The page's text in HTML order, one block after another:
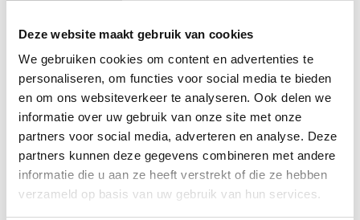
Deze website maakt gebruik van cookies
We gebruiken cookies om content en advertenties te
personaliseren, om functies voor social media te bieden
en om ons websiteverkeer te analyseren. Ook delen we
informatie over uw gebruik van onze site met onze
partners voor social media, adverteren en analyse. Deze
partners kunnen deze gegevens combineren met andere
informatie die u aan ze heeft verstrekt of die ze hebben
verzameld op basis van uw gebruik van hun services.
grote schoudertas /
handtas dames birina
49,95
grote schoudertas /
handtas dames birina
49,95
POPULAIRE EN BEST VERKOCHT